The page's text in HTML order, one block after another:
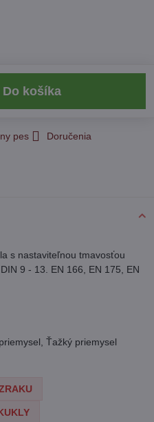
Do košíka
pes Doručenia
s nastaviteľnou tmavosťou
9 - 13. EN 166, EN 175, EN
Ťažký priemysel